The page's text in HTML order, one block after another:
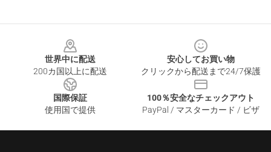
世界中に配送
200カ国以上に配送
安心してお買い物
クリックから配送まで24/7保護
国際保証
使用国で提供
100％安全なチェックアウト
PayPal / マスターカード / ビザ